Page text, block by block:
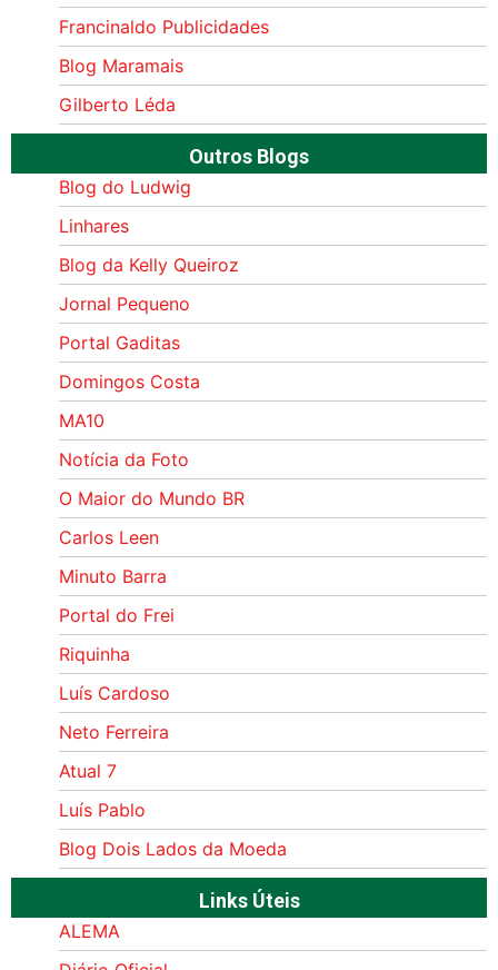
Francinaldo Publicidades
Blog Maramais
Gilberto Léda
Outros Blogs
Blog do Ludwig
Linhares
Blog da Kelly Queiroz
Jornal Pequeno
Portal Gaditas
Domingos Costa
MA10
Notícia da Foto
O Maior do Mundo BR
Carlos Leen
Minuto Barra
Portal do Frei
Riquinha
Luís Cardoso
Neto Ferreira
Atual 7
Luís Pablo
Blog Dois Lados da Moeda
Links Úteis
ALEMA